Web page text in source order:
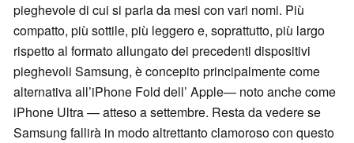
pieghevole di cui si parla da mesi con vari nomi. Più
compatto, più sottile, più leggero e, soprattutto, più largo
rispetto al formato allungato dei precedenti dispositivi
pieghevoli Samsung, è concepito principalmente come
alternativa all’iPhone Fold dell’ Apple— noto anche come
iPhone Ultra — atteso a settembre. Resta da vedere se
Samsung fallirà in modo altrettanto clamoroso con questo